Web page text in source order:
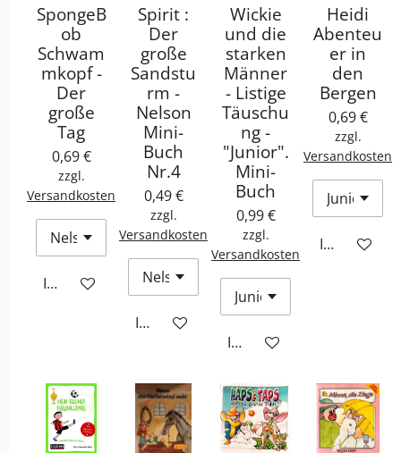
SpongeB
ob
Schwam
mkopf -
Der
große
Tag
0,69 €
zzgl.
Versandkosten
In den Warenkorb
Spirit :
Der
große
Sandstu
rm -
Nelson
Mini-
Buch
Nr.4
0,49 €
zzgl.
Versandkosten
In den Warenkorb
Wickie
und die
starken
Männer
- Listige
Täuschu
ng -
"Junior".
Mini-
Buch
0,99 €
zzgl.
Versandkosten
In den Warenkorb
Heidi
Abenteu
er in
den
Bergen
0,69 €
zzgl.
Versandkosten
In den